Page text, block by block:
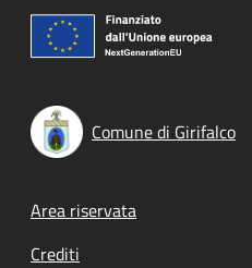
Comune di Girifalco
Footer menu
Area riservata
Crediti